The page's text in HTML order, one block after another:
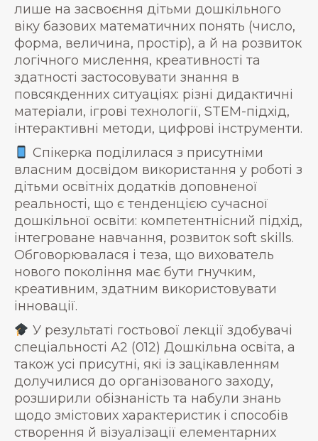
лише на засвоєння дітьми дошкільного
віку базових математичних понять (число,
форма, величина, простір), а й на розвиток
логічного мислення, креативності та
здатності застосовувати знання в
повсякденних ситуаціях: різні дидактичні
матеріали, ігрові технології, STEM-підхід,
інтерактивні методи, цифрові інструменти.
Спікерка поділилася з присутніми
власним досвідом використання у роботі з
дітьми освітніх додатків доповненої
реальності, що є тенденцією сучасної
дошкільної освіти: компетентнісний підхід,
інтегроване навчання, розвиток soft skills.
Обговорювалася і теза, що вихователь
нового покоління має бути гнучким,
креативним, здатним використовувати
інновації.
У результаті гостьової лекції здобувачі
спеціальності А2 (012) Дошкільна освіта, а
також усі присутні, які із зацікавленням
долучилися до організованого заходу,
розширили обізнаність та набули знань
щодо змістових характеристик і способів
створення й візуалізації елементарних